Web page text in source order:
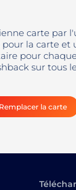
carte par
la carte et
pour
sur tous
Remplacer la carte